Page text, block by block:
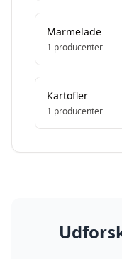
Marmelade
1 producenter
Kartofler
1 producenter